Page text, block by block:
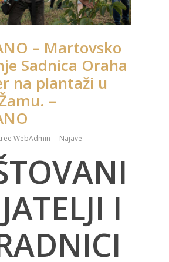
– Martovsko
Sadnica Oraha
na plantaži u
–
WebAdmin Najave
I